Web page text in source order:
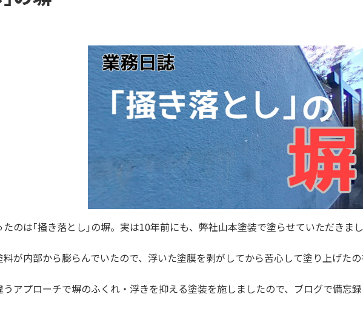
のは｢掻き落とし｣の塀。実は10年前にも、弊社山本塗装で塗らせていただきまし
が内部から膨らんでいたので、浮いた塗膜を剥がしてから苦心して塗り上げたの
アプローチで塀のふくれ・浮きを抑える塗装を施しましたので、ブログで備忘録